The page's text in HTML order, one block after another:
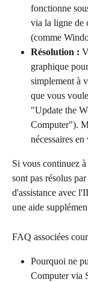
fonctionne
via la ligne de
(comme
Résolution :
graphique
simplement à
que vous
"Update the
Computer").
nécessaires
Si vous continuez
sont pas résolus
d'assistance avec
une aide
FAQ associées
Pourquoi ne
Computer via